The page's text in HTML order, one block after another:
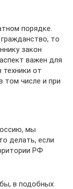
порядке.
то
закон
важен для
от
том числе и при
мы
делать, если
РФ
в подобных